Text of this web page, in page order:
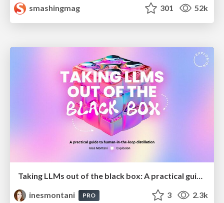
smashingmag
301 52k
Taking LLMs out of the black box: A practical guide to human-in-the-loop distillation
inesmontani
PRO 3 2.3k